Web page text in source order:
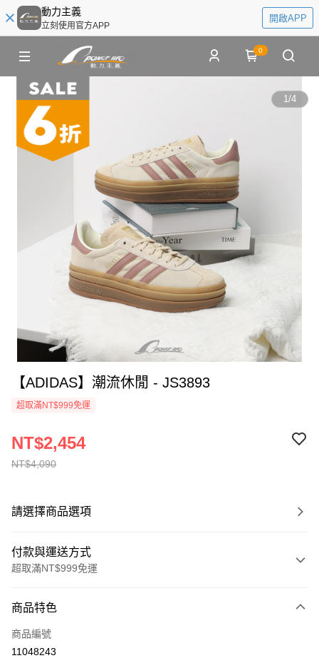
動力主義
立刻使用官方APP
開啟APP
0
1/4
【ADIDAS】潮流休閒 - JS3893
超取滿NT$999免運
NT$4,090
NT$2,454
請選擇商品選項
付款與運送方式
超取滿NT$999免運
信用卡一次付款
超商取貨付款
商品特色
商品編號
11048243